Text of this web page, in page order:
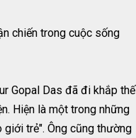
chiến trong cuộc sống
Gopal Das đã đi khắp thế
Hiện là một trong những
trẻ". Ông cũng thường